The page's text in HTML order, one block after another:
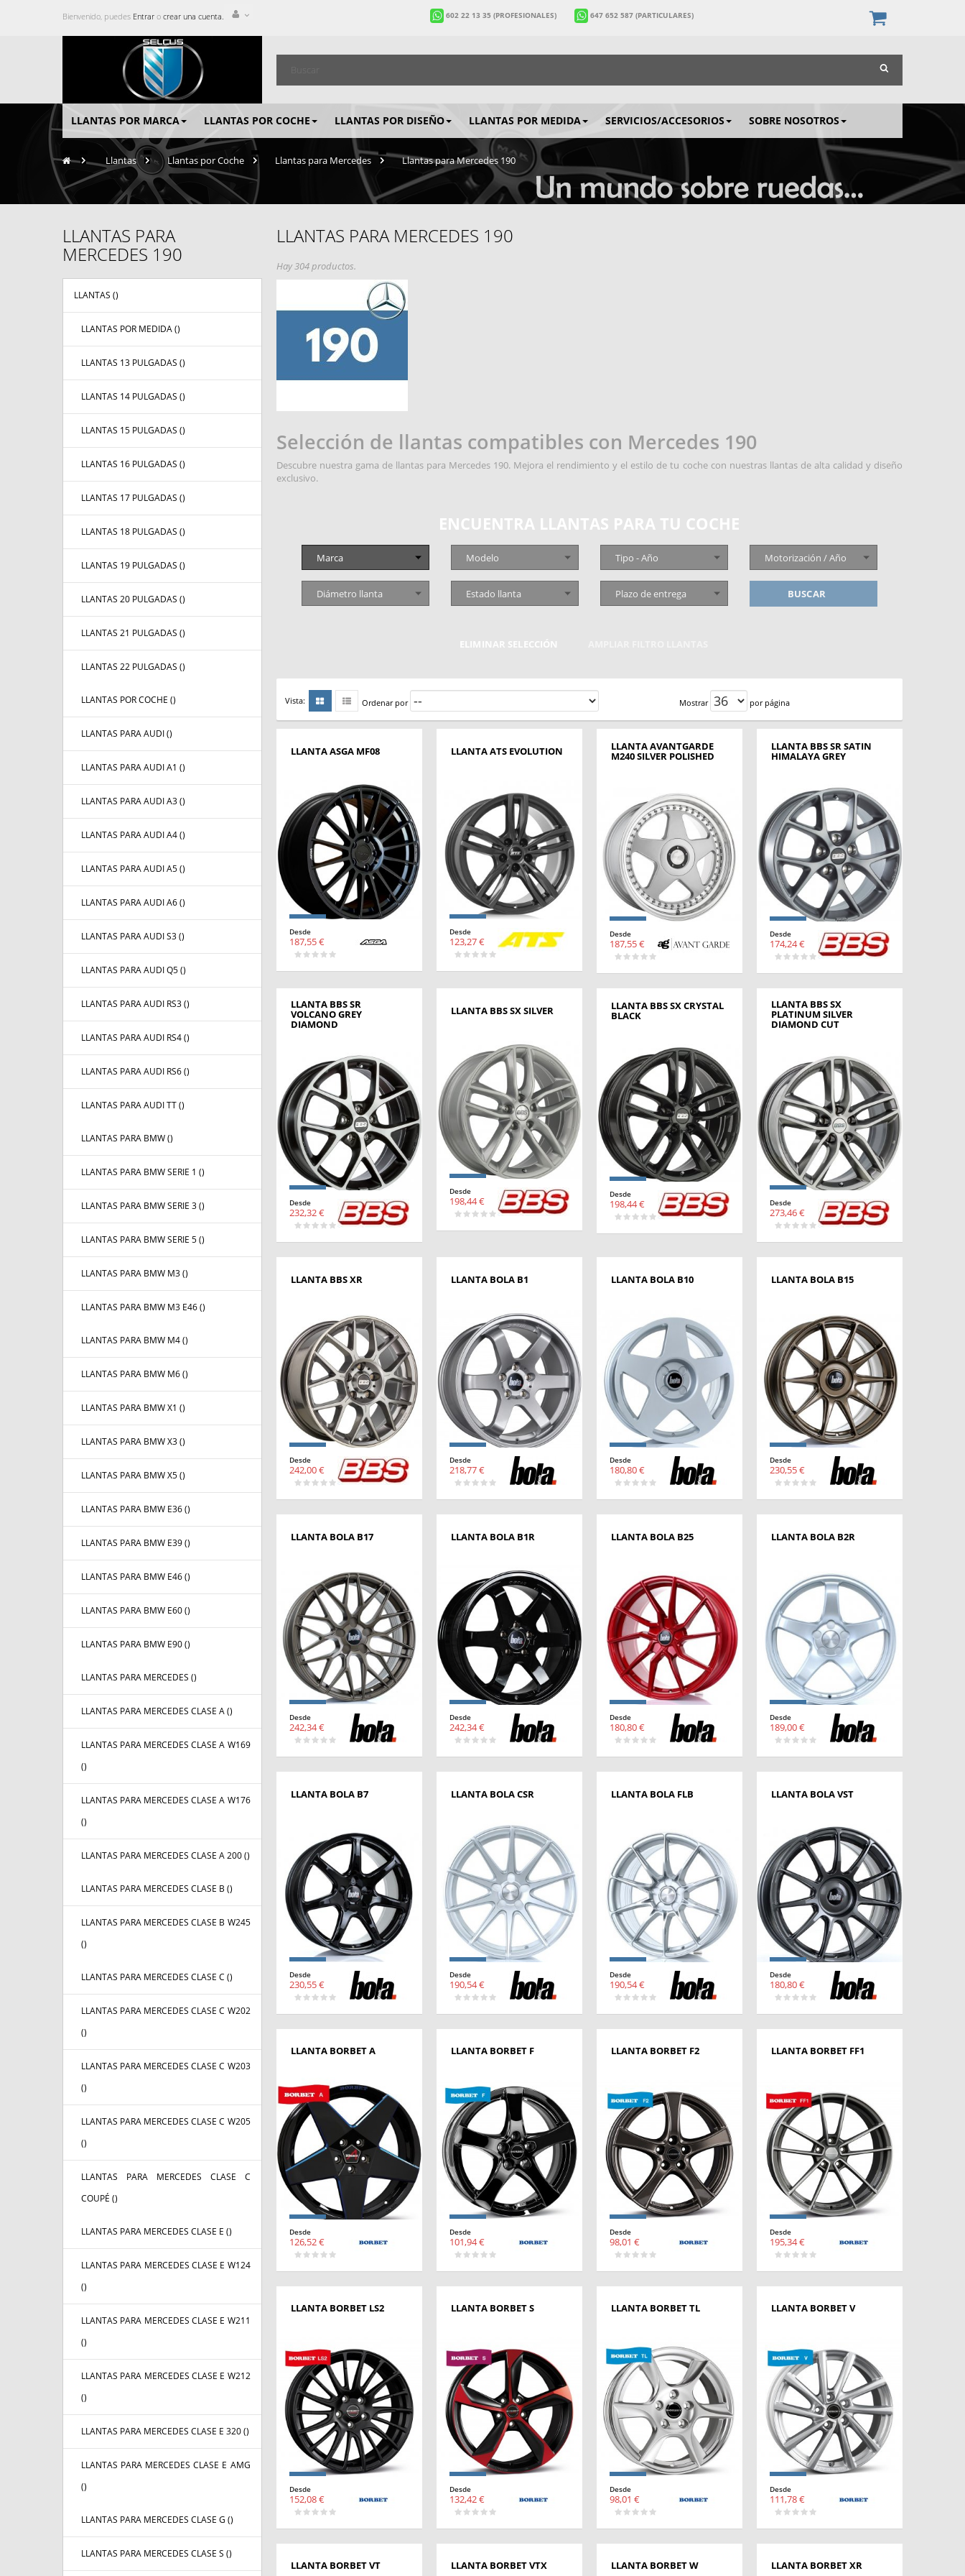
Bienvenido, puedes Entrar o crear una cuenta. 602 22 13 35(PROFESIONALES) 647 652 587(PARTICULARES)
LLANTAS POR MARCA LLANTAS POR COCHE LLANTAS POR DISEÑO LLANTAS POR MEDIDA SERVICIOS/ACCESORIOS SOBRE NOSOTROS
> Llantas > Llantas por Coche Llantas para Mercedes > Llantas para Mercedes 190
LLANTAS PARA
MERCEDES 190
LLANTAS ()
LLANTAS POR MEDIDA ()
LLANTAS 13 PULGADAS ()
LLANTAS 14 PULGADAS ()
LLANTAS 15 PULGADAS ()
LLANTAS 16 PULGADAS ()
LLANTAS 17 PULGADAS ()
LLANTAS 18 PULGADAS ()
LLANTAS 19 PULGADAS ()
LLANTAS 20 PULGADAS ()
LLANTAS 21 PULGADAS ()
LLANTAS 22 PULGADAS ()
LLANTAS POR COCHE ()
LLANTAS PARA AUDI ()
LLANTAS PARA AUDI A1 ()
LLANTAS PARA AUDI A3 ()
LLANTAS PARA AUDI A4 ()
LLANTAS PARA AUDI A5 ()
LLANTAS PARA AUDI A6 ()
LLANTAS PARA AUDI S3 ()
LLANTAS PARA AUDI Q5 ()
LLANTAS PARA AUDI RS3 ()
LLANTAS PARA AUDI RS4 ()
LLANTAS PARA AUDI RS6 ()
LLANTAS PARA AUDI TT ()
LLANTAS PARA BMW ()
LLANTAS PARA BMW SERIE 1 ()
LLANTAS PARA BMW SERIE 3 ()
LLANTAS PARA BMW SERIE 5 ()
LLANTAS PARA BMW M3 ()
LLANTAS PARA BMW M3 E46 ()
LLANTAS PARA BMW M4 ()
LLANTAS PARA BMW M6 ()
LLANTAS PARA BMW X1 ()
LLANTAS PARA BMW X3 ()
LLANTAS PARA BMW X5 ()
LLANTAS PARA BMW E36 ()
LLANTAS PARA BMW E39 ()
LLANTAS PARA BMW E46 ()
LLANTAS PARA BMW E60 ()
LLANTAS PARA BMW E90 ()
LLANTAS PARA MERCEDES ()
LLANTAS PARA MERCEDES CLASE A ()
LLANTAS PARA MERCEDES CLASE A W169
()
LLANTAS PARA MERCEDES CLASE A W176
()
LLANTAS PARA MERCEDES CLASE A 200 ()
LLANTAS PARA MERCEDES CLASE B ()
LLANTAS PARA MERCEDES CLASE B W245
()
LLANTAS PARA MERCEDES CLASE C ()
LLANTAS PARA MERCEDES CLASE C W202
()
LLANTAS PARA MERCEDES CLASE C W203
()
LLANTAS PARA MERCEDES CLASE C W205
()
LLANTAS PARA MERCEDES CLASE C
COUPÉ ()
LLANTAS PARA MERCEDES CLASE E ()
LLANTAS PARA MERCEDES CLASE E W124
()
LLANTAS PARA MERCEDES CLASE E W211
()
LLANTAS PARA MERCEDES CLASE E W212
()
LLANTAS PARA MERCEDES CLASE E 320 ()
LLANTAS PARA MERCEDES CLASE E AMG
()
LLANTAS PARA MERCEDES CLASE G ()
LLANTAS PARA MERCEDES CLASE S ()
LLANTAS PARA MERCEDES 190
Hay 304 productos.
Selección de llantas compatibles con Mercedes 190
Descubre nuestra gama de llantas para Mercedes 190. Mejora el rendimiento y el estilo de tu coche con nuestras llantas de alta calidad y diseño
exclusivo.
ENCUENTRA LLANTAS PARA TU COCHE
Marca Modelo Tipo - Año Motorización / Año
Diámetro llanta Estado llanta Plazo de entrega BUSCAR
ELIMINAR SELECCIÓN
Vista: Ordenar por Mostrar por página
LLANTA ASGA MF08
Desde
187,55 €
LLANTA ATS EVOLUTION
Desde
123,27 €
LLANTA AVANTGARDE
M240 SILVER POLISHED
Desde
187,55 €
LLANTA BBS SR SATIN
HIMALAYA GREY
Desde
174,24 €
LLANTA BBS SR
VOLCANO GREY
DIAMOND
Desde
232,32 €
LLANTA BBS SX SILVER
Desde
198,44 €
LLANTA BBS SX CRYSTAL
BLACK
Desde
198,44 €
LLANTA BBS SX
PLATINUM SILVER
DIAMOND CUT
Desde
273,46 €
LLANTA BBS XR
Desde
242,00 €
LLANTA BOLA B1
Desde
218,77 €
LLANTA BOLA B10
Desde
180,80 €
LLANTA BOLA B15
Desde
230,55 €
LLANTA BOLA B17
Desde
242,34 €
LLANTA BOLA B1R
Desde
242,34 €
LLANTA BOLA B25
Desde
180,80 €
LLANTA BOLA B2R
Desde
189,00 €
LLANTA BOLA B7
Desde
230,55 €
LLANTA BOLA CSR
Desde
190,54 €
LLANTA BOLA FLB
Desde
190,54 €
LLANTA BOLA VST
Desde
180,80 €
LLANTA BORBET A
Desde
126,52 €
LLANTA BORBET F
Desde
101,94 €
LLANTA BORBET F2
Desde
98,01 €
LLANTA BORBET FF1
Desde
195,34 €
LLANTA BORBET LS2
Desde
152,08 €
LLANTA BORBET S
Desde
132,42 €
LLANTA BORBET TL
Desde
98,01 €
LLANTA BORBET V
Desde
111,78 €
LLANTA BORBET VT LLANTA BORBET VTX LLANTA BORBET W LLANTA BORBET XR